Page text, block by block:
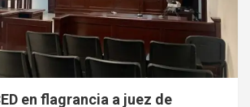
en flagrancia a juez de